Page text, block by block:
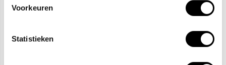
Voorkeuren
Statistieken